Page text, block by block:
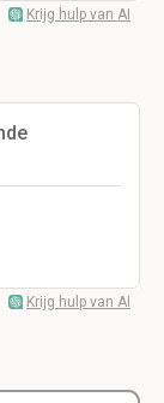
Krijg hulp van AI
Krijg hulp van AI